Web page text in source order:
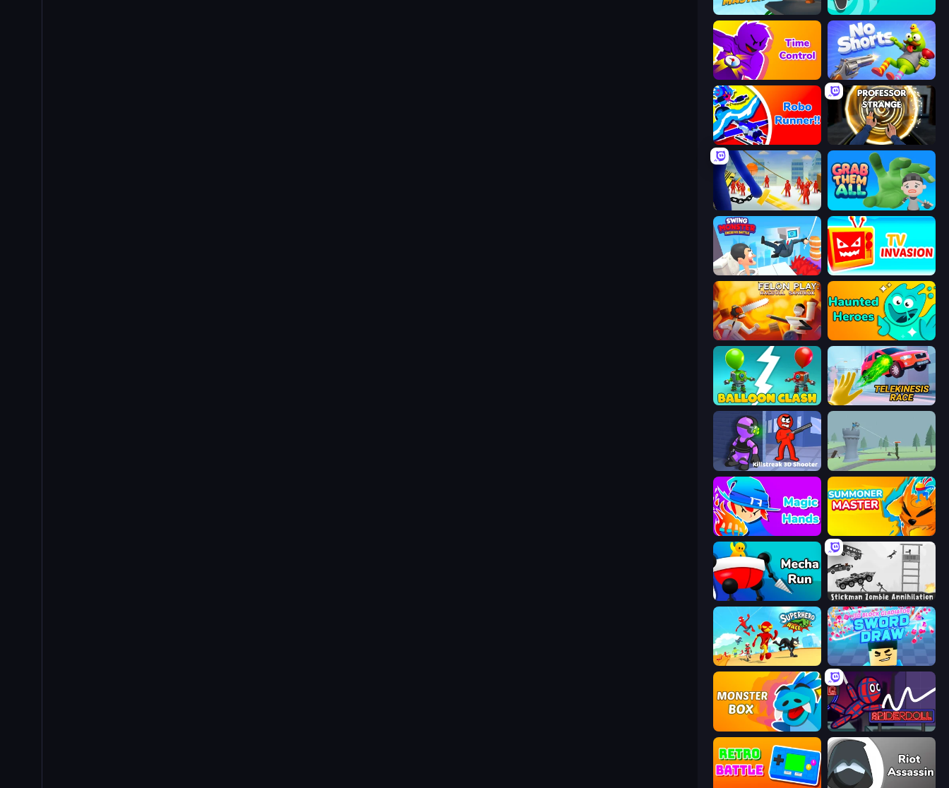
Sniper Master Mind Controller
Time Control! No Shorts
Robo Runner Professor Strange
Slasher Grab Them All
Swing Monster: Decisive Battle TV Invasion
Felon Play: Ragdoll Sandbox Haunted Heroes
Balloon Clash Telekinesis Race 3D
Killstreak 3D Shooter Tower Archer
Magic Hands Summoner Master
Mecha Run Stickman Zombie Annihilation
Superhero Race!
Monster Box SpiderDoll